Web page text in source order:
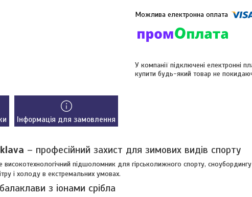
У компанії підключені електронні
купити будь-який товар не
Інформація для замовлення
– професійний захист для зимових видів спорту
високотехнологічний підшоломник для гірськолижного спорту,
і холоду в екстремальних умовах.
з іонами срібла